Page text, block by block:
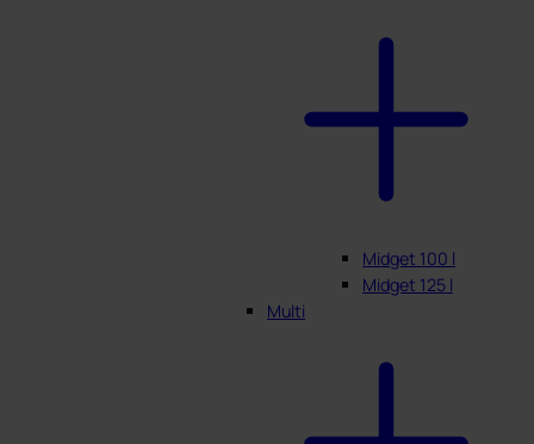
Midget 100 l
Midget 125 l
Multi